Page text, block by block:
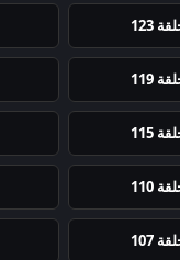
123
119
115
110
107